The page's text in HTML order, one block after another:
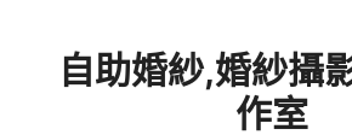
自助婚紗,婚紗攝
作室